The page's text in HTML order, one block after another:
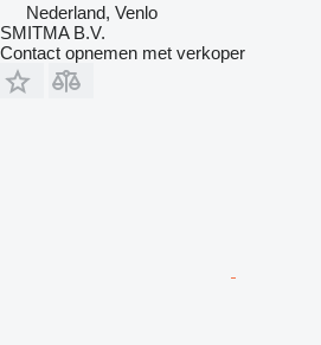
Nederland, Venlo
SMITMA B.V.
Contact opnemen met verkoper